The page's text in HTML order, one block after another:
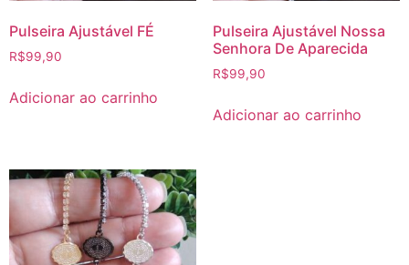
Pulseira Ajustável FÉ
R$99,90
Adicionar ao carrinho
Pulseira Ajustável Nossa
Senhora De Aparecida
R$99,90
Adicionar ao carrinho